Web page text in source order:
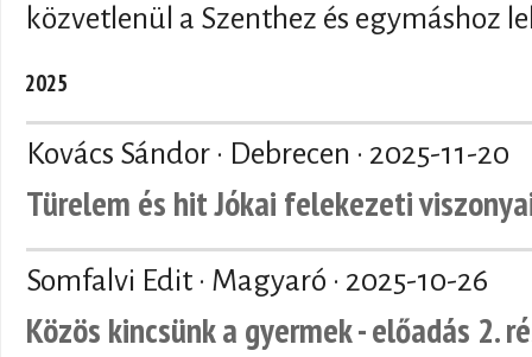
közvetlenül a Szenthez és egymáshoz
2025
Kovács Sándor · Debrecen · 2025-11-20
Türelem és hit Jókai felekezeti
Somfalvi Edit · Magyaró · 2025-10-26
Közös kincsünk a gyermek - előadás 2.